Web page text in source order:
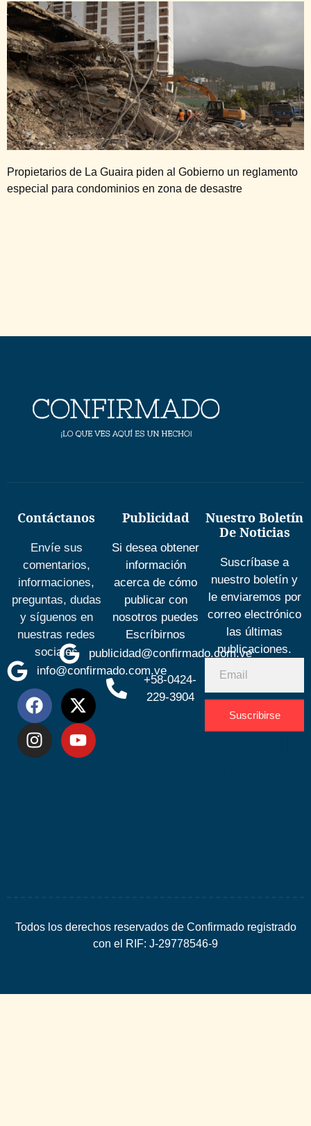
Propietarios de La Guaira piden al Gobierno un reglamento
especial para condominios en zona de desastre
Contáctanos
Envíe sus
comentarios,
informaciones,
preguntas, dudas
y síguenos en
nuestras redes
sociales
info@confirmado.com.ve
Publicidad
Si desea obtener
información
acerca de cómo
publicar con
nosotros puedes
Escríbirnos
publicidad@confirmado.com.ve
+58-0424-
229-3904
Nuestro Boletín
De Noticias
Suscríbase a
nuestro boletín y
le enviaremos por
correo electrónico
las últimas
publicaciones.
Suscribirse
Todos los derechos reservados de Confirmado registrado
con el RIF: J-29778546-9